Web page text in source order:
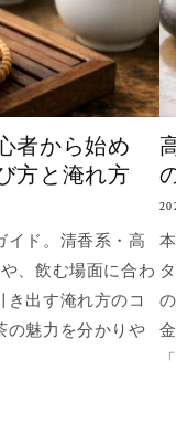
者から始め
方と淹れ方
イド。清香系・高
、飲む場面に合わ
き出す淹れ方のコ
の魅力を分かりや